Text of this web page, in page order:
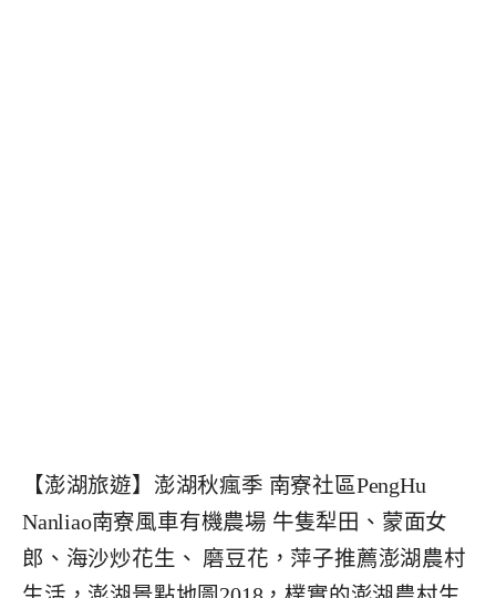
【澎湖旅遊】澎湖秋瘋季 南寮社區PengHu
Nanliao南寮風車有機農場 牛隻犁田、蒙面女
郎、海沙炒花生、 磨豆花，萍子推薦澎湖農村